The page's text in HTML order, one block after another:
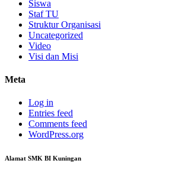
Siswa
Staf TU
Struktur Organisasi
Uncategorized
Video
Visi dan Misi
Meta
Log in
Entries feed
Comments feed
WordPress.org
Alamat SMK BI Kuningan